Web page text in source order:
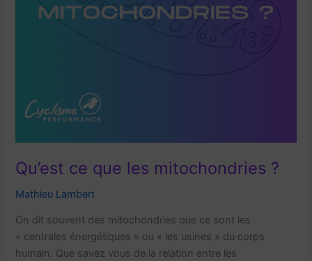
Qu’est ce que les mitochondries ?
Mathieu Lambert
On dit souvent des mitochondries que ce sont les
« centrales énergétiques » ou « les usines » du corps
humain. Que savez vous de la relation entre les